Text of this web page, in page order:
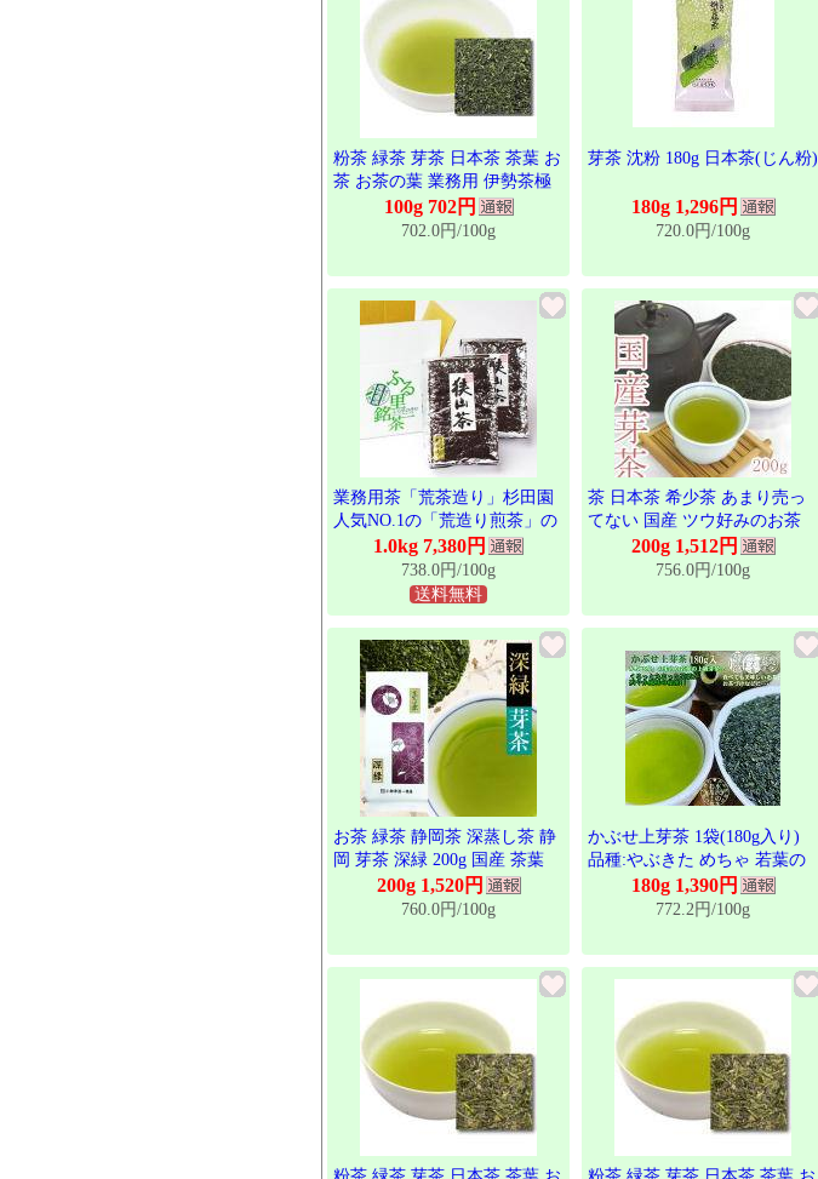
粉茶 緑茶 芽茶 日本茶 茶葉 お
茶 お茶の葉 業務用 伊勢茶極
上粉茶 100g100g 702円
702.0円/100g
芽茶 沈粉 180g 日本茶(じん粉)
180g 1,296円
720.0円/100g
業務用茶「荒茶造り」杉田園
人気NO.1の「荒造り煎茶」の
1Kgパック。煎茶、くき茶、
芽茶、粉茶が入っています。
1.0kg 7,380円
738.0円/100g
送料無料
茶 日本茶 希少茶 あまり売っ
てない 国産 ツウ好みのお茶
甚 200g 芽茶 めちゃ
200g 1,512円
756.0円/100g
お茶 緑茶 静岡茶 深蒸し茶 静
岡 芽茶 深緑 200g 国産 茶葉
健康 茶 一番茶 高級 水出し緑
茶 日本茶 カテキン 自宅用 普
200g 1,520円
760.0円/100g
かぶせ上芽茶 1袋(180g入り)
品種:やぶきた めちゃ 若葉の
お茶 一番茶 希少茶葉 日本茶
三重県 水沢茶 本場 本物 旨味
茶 最上級芽茶 水出し緑茶 水
出し茶 水出し緑茶 伝統 茶粥
料理 美味しい 美味しいお茶
料理 緑 爽やか スッキリ ギフ
180g 1,390円
772.2円/100g